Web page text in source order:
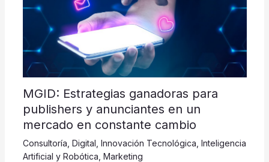
MGID: Estrategias ganadoras para
publishers y anunciantes en un
mercado en constante cambio
Consultoría Digital Innovación Tecnológica Inteligencia
Artificial y Robótica Marketing